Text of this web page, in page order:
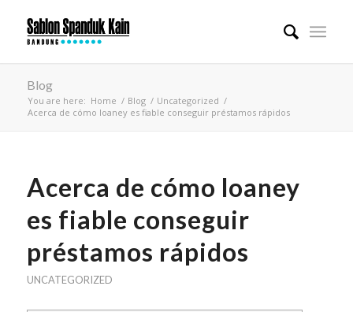
Blog
You are here: Home / Blog / Uncategorized /
Acerca de cómo loaney es fiable conseguir préstamos rápidos
Acerca de cómo loaney
es fiable conseguir
préstamos rápidos
UNCATEGORIZED